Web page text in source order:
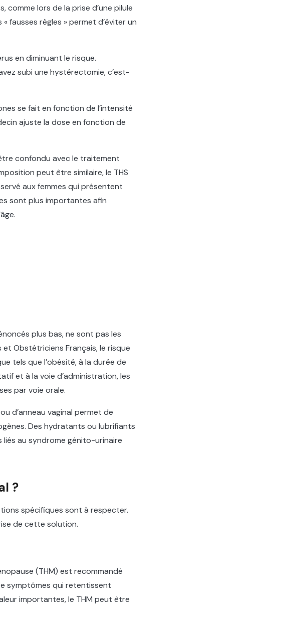
comme lors de la prise d’une pilule
fausses règles » permet d’éviter un
en diminuant le risque.
subi une hystérectomie, c’est-
se fait en fonction de l’intensité
ajuste la dose en fonction de
confondu avec le traitement
peut être similaire, le THS
aux femmes qui présentent
sont plus importantes afin
plus bas, ne sont pas les
et Obstétriciens Français, le risque
tels que l’obésité, à la durée de
et à la voie d’administration, les
par voie orale.
d’anneau vaginal permet de
Des hydratants ou lubrifiants
au syndrome génito-urinaire
?
spécifiques sont à respecter.
de cette solution.
(THM) est recommandé
symptômes qui retentissent
importantes, le THM peut être